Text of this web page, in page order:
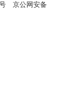
京公网安备